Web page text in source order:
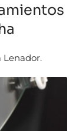
Lenador.